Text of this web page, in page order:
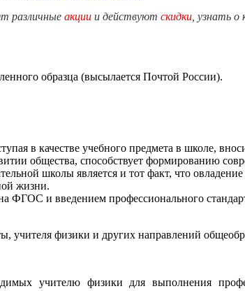
различные акции и действуют скидки , узнать
образца (высылается Почтой России).
в качестве учебного предмета в школе,
общества, способствует формированию
школы является и тот факт, что
жизни.
ФГОС и введением профессионального
учителя физики и других направлений
учителю физики для выполнения